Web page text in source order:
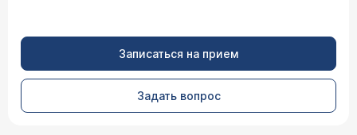
Записаться на прием
Задать вопрос